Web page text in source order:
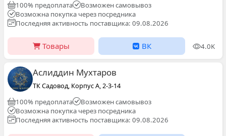
100% предоплата
Возможен самовывоз
Возможна покупка через посредника
Последняя активность поставщика: 09.08.2026
Товары ВК 4.0K
Аслиддин Мухтаров
ТК Садовод, Корпус А, 2-3-14
100% предоплата
Возможен самовывоз
Возможна покупка через посредника
Последняя активность поставщика: 09.08.2026